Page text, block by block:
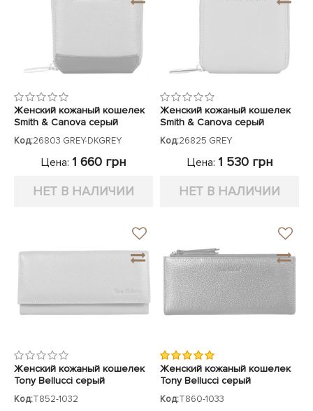
Женский кожаный кошелек
Smith & Canova серый
Код:26803 GREY-DKGREY
Цена: 1 660 грн
НЕТ В НАЛИЧИИ
Женский кожаный кошелек
Smith & Canova серый
Код:26825 GREY
Цена: 1 530 грн
НЕТ В НАЛИЧИИ
Женский кожаный кошелек
Tony Bellucci серый
Код:T852-1032
Женский кожаный кошелек
Tony Bellucci серый
Код:T860-1033